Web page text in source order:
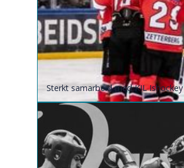
Sterkt samarbeid med KIL Ishockey